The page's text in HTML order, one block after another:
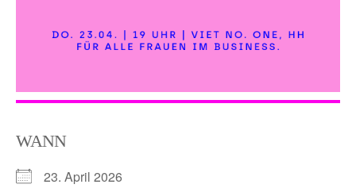
WANN
23. April 2026